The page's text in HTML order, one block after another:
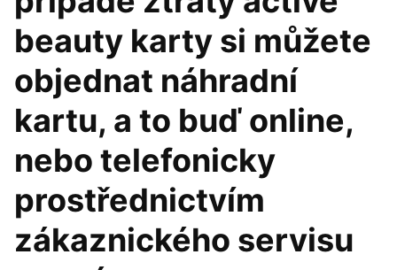
beauty karty si můžete
objednat náhradní
kartu, a to buď online,
nebo telefonicky
prostřednictvím
zákaznického servisu